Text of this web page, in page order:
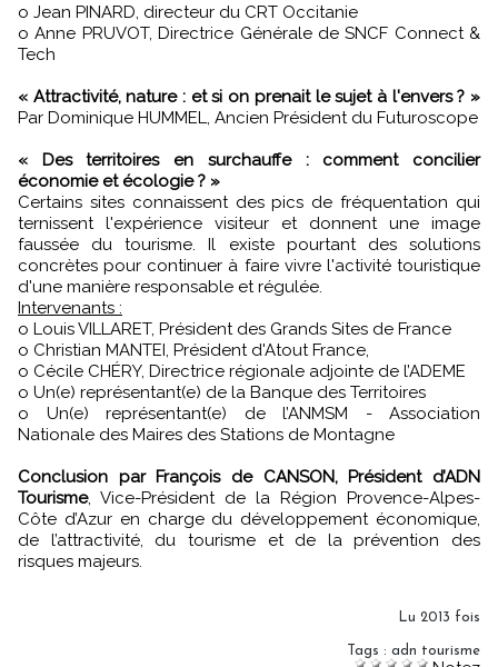
o Jean PINARD, directeur du CRT Occitanie
o Anne PRUVOT, Directrice Générale de SNCF Connect &
Tech
« Attractivité, nature : et si on prenait le sujet à l'envers ? »
Par Dominique HUMMEL, Ancien Président du Futuroscope
« Des territoires en surchauffe : comment concilier
économie et écologie ? »
Certains sites connaissent des pics de fréquentation qui
ternissent l'expérience visiteur et donnent une image
faussée du tourisme. Il existe pourtant des solutions
concrètes pour continuer à faire vivre l'activité touristique
d'une manière responsable et régulée.
Intervenants :
o Louis VILLARET, Président des Grands Sites de France
o Christian MANTEI, Président d'Atout France,
o Cécile CHÉRY, Directrice régionale adjointe de l’ADEME
o Un(e) représentant(e) de la Banque des Territoires
o Un(e) représentant(e) de l’ANMSM - Association
Nationale des Maires des Stations de Montagne
Conclusion par François de CANSON, Président d’ADN
Tourisme, Vice-Président de la Région Provence-Alpes-
Côte d’Azur en charge du développement économique,
de l’attractivité, du tourisme et de la prévention des
risques majeurs.
Lu 2013 fois
Tags : adn tourisme